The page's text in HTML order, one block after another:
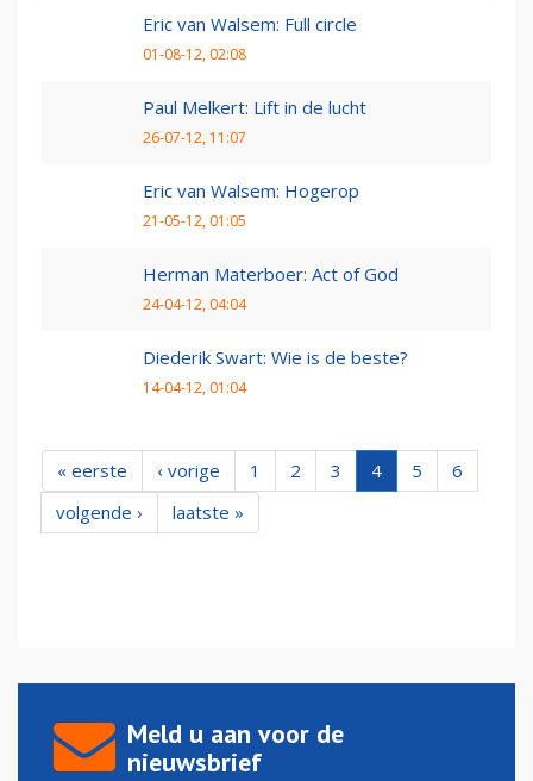
Eric van Walsem: Full circle
01-08-12, 02:08
Paul Melkert: Lift in de lucht
26-07-12, 11:07
Eric van Walsem: Hogerop
21-05-12, 01:05
Herman Materboer: Act of God
24-04-12, 04:04
Diederik Swart: Wie is de beste?
14-04-12, 01:04
« eerste ‹ vorige 1 2 3 4 5
6
volgende ›
laatste »
Meld u aan voor de
nieuwsbrief